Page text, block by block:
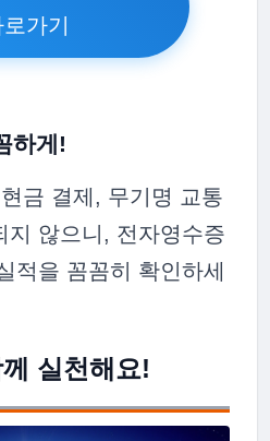
로가기
하게!
금 결제, 무기명 교통
지 않으니, 전자영수증
적을 꼼꼼히 확인하세
실천해요!